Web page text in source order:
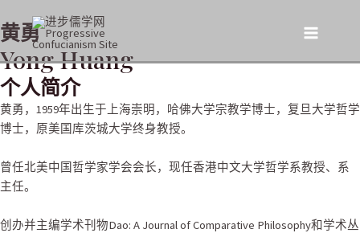
至
内
容
黄勇
Yong Huang
个人简介
黄勇，1959年出生于上海崇明，哈佛大学宗教学博士，复旦大学哲学
博士，原美国库茨城大学终身教授。
曾任北美中国哲学家学会会长，现任香港中文大学哲学系教授、系
主任。
创办并主编学术刊物Dao: A Journal of Comparative Philosophy和学术丛